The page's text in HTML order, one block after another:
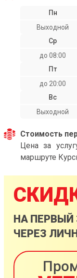
Пн
Выходной
Ср
до 08:00
Пт
до 20:00
Вс
Выходной
Стоимость
Цена за
маршруте
НА ПЕРВЫЙ
ЧЕРЕЗ